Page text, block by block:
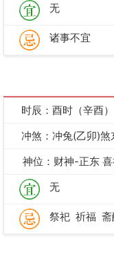
无
诸事不宜
时辰：酉时（辛酉）
冲煞：冲兔(乙卯)煞
神位：财神-正东
无
祭祀 祈福